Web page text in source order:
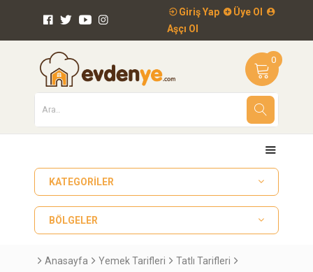
Giriş Yap
Üye Ol
Aşçı Ol
0
KATEGORILER
BÖLGELER
Anasayfa Yemek Tarifleri Tatlı Tarifleri